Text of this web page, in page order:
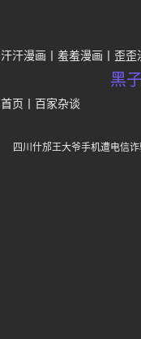
汗汗漫画 羞羞漫画 歪歪
黑
首页 百家杂谈
四川什邡王大爷手机遭电信